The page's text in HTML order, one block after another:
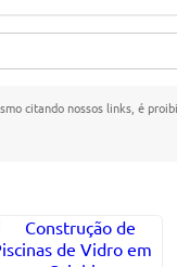
citando nossos links, é